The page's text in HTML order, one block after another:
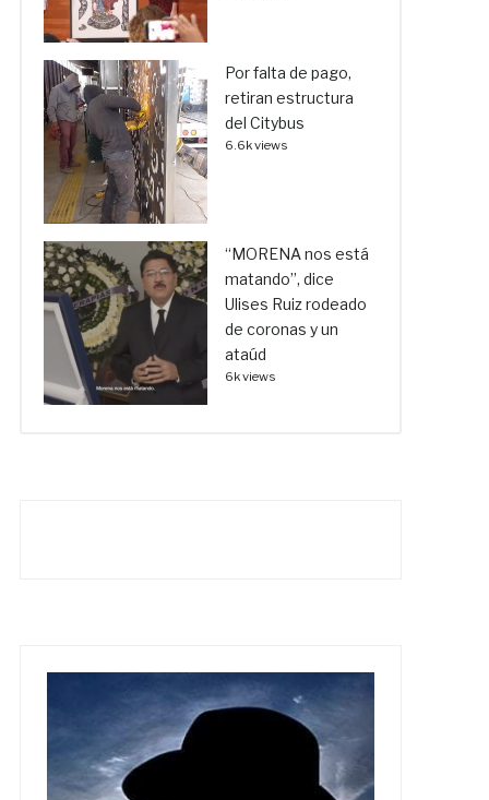
Por falta de pago,
retiran estructura
del Citybus
6.6k views
“MORENA nos está
matando”, dice
Ulises Ruiz rodeado
de coronas y un
ataúd
6k views